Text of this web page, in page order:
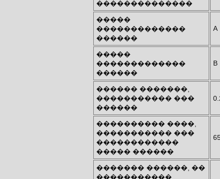
��������������
�����
�������������
������
A
�����
�������������
������
B
������ �������,
����������� ���
������
���������� ����,
����������� ���
������������
����� ������
������� ������, ��
�����������